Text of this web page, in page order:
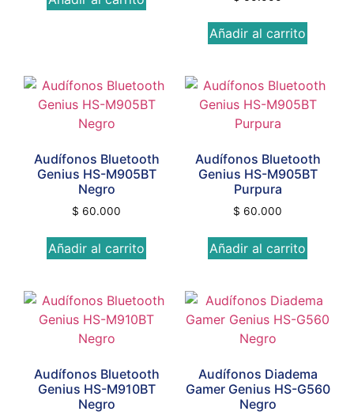
Añadir al carrito
Audífonos Bluetooth
Genius HS-M905BT
Negro
$ 60.000
Añadir al carrito
Audífonos Bluetooth
Genius HS-M905BT
Purpura
$ 60.000
Añadir al carrito
Audífonos Bluetooth
Genius HS-M910BT
Negro
Audífonos Diadema
Gamer Genius HS-G560
Negro